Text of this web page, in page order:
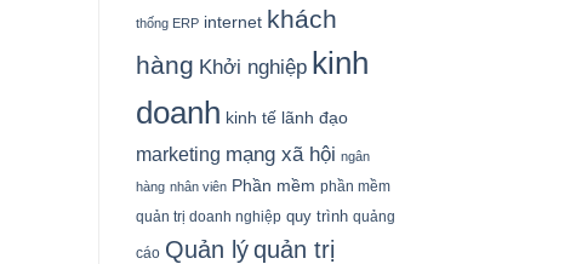
thống ERP internet khách
hàng Khởi nghiệp kinh
doanh kinh tế lãnh đạo
marketing mạng xã hội ngân
hàng nhân viên Phần mềm phần mềm
quản trị doanh nghiệp quy trình quảng
cáo Quản lý quản trị